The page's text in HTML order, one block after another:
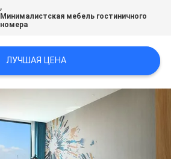
,
Минималистская мебель гостиничного
номера
ЛУЧШАЯ ЦЕНА